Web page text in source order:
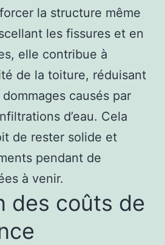
la structure même
les fissures et en
elle contribue à
de la toiture, réduisant
causés par
d’eau. Cela
de rester solide et
pendant de
à venir.
des coûts de